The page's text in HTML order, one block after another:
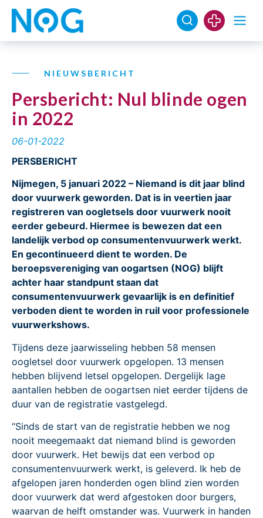
NIEUWSBERICHT
Persbericht: Nul blinde ogen
in 2022
06-01-2022
PERSBERICHT
Nijmegen, 5 januari 2022 – Niemand is dit jaar blind
door vuurwerk geworden. Dat is in veertien jaar
registreren van oogletsels door vuurwerk nooit
eerder gebeurd. Hiermee is bewezen dat een
landelijk verbod op consumentenvuurwerk werkt.
En gecontinueerd dient te worden. De
beroepsvereniging van oogartsen (NOG) blijft
achter haar standpunt staan dat
consumentenvuurwerk gevaarlijk is en definitief
verboden dient te worden in ruil voor professionele
vuurwerkshows.
Tijdens deze jaarwisseling hebben 58 mensen
oogletsel door vuurwerk opgelopen. 13 mensen
hebben blijvend letsel opgelopen. Dergelijk lage
aantallen hebben de oogartsen niet eerder tijdens de
duur van de registratie vastgelegd.
“Sinds de start van de registratie hebben we nog
nooit meegemaakt dat niemand blind is geworden
door vuurwerk. Het bewijs dat een verbod op
consumentenvuurwerk werkt, is geleverd. Ik heb de
afgelopen jaren honderden ogen blind zien worden
door vuurwerk dat werd afgestoken door burgers,
waarvan de helft omstander was. Vuurwerk in handen